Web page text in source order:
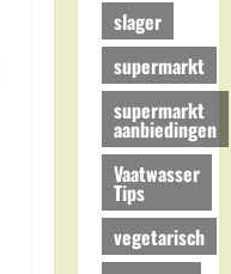
slager
supermarkt
supermarkt
aanbiedingen
Vaatwasser
Tips
vegetarisch